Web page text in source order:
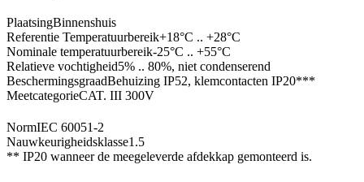
PlaatsingBinnenshuis
Referentie Temperatuurbereik+18°C .. +28°C
Nominale temperatuurbereik-25°C .. +55°C
Relatieve vochtigheid5% .. 80%, niet condenserend
BeschermingsgraadBehuizing IP52, klemcontacten IP20***
MeetcategorieCAT. III 300V
NormIEC 60051-2
Nauwkeurigheidsklasse1.5
** IP20 wanneer de meegeleverde afdekkap gemonteerd is.